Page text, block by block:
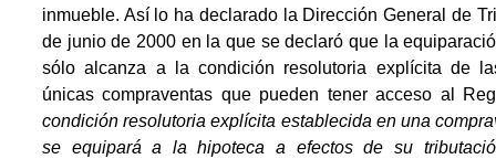
inmueble. Así lo ha declarado la Dirección General de
de junio de 2000 en la que se declaró que la
sólo alcanza a la condición resolutoria explícita de
únicas compraventas que pueden tener acceso al
condición resolutoria explícita establecida en una
se equipará a la hipoteca a efectos de su